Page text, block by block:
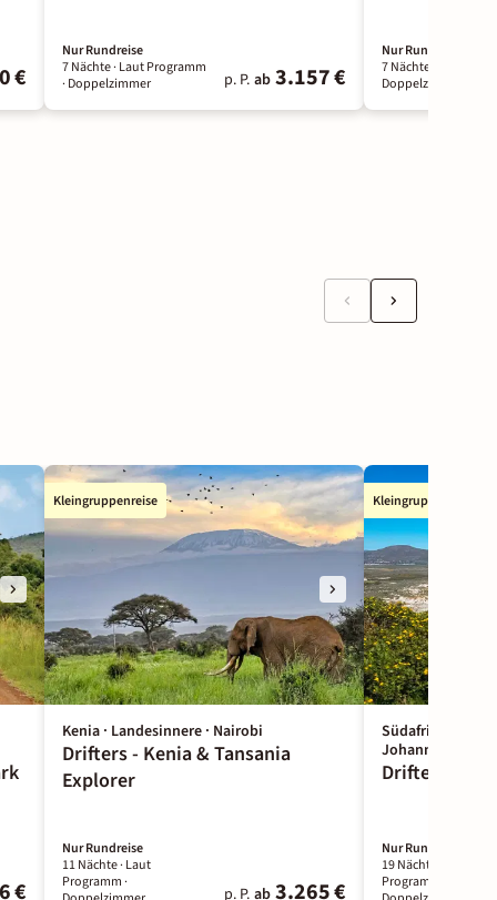
€
Nur Rundreise
7 Nächte· Laut Programm
· Doppelzimmer
p. P. ab 3.157 €
Nur Rundreise
7 Nächte
Doppelzimmer
€
Kleingruppenreise
Kenia · Landesinnere · Nairobi
Drifters - Kenia & Tansania
Explorer
Nur Rundreise
11 Nächte· Laut
Programm·
p. P. ab 3.265 €
Kleingruppenreise
Südafrika ·
Johannesburg
Drifters -
Nur Rundreise
19 Nächte
Programm